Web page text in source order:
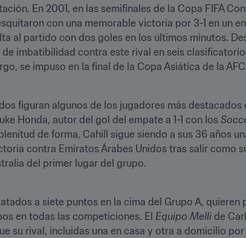
En 2001, en las semifinales de la Copa FIFA
con una memorable victoria por 3-1 en un
al partido con dos goles en los últimos minutos.
imbatibilidad contra este rival en seis
se impuso en la final de la Copa Asiática de la
figuran algunos de los jugadores más destacados
Honda, autor del gol del empate a 1-1 con los
de forma, Cahill sigue siendo a sus 36 años
contra Emiratos Árabes Unidos tras salir como
del primer lugar del grupo.
a siete puntos en la cima del Grupo A,
en todas las competiciones. El Equipo Melli de
su rival, incluidas una en casa y otra a domicilio